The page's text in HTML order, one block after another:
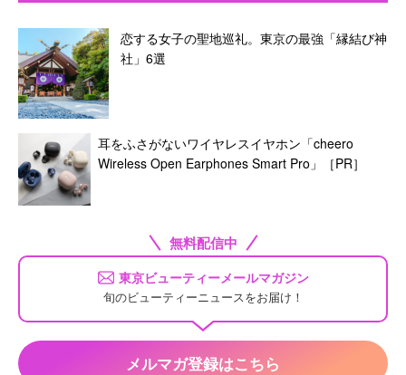
恋する女子の聖地巡礼。東京の最強「縁結び神
社」6選
耳をふさがないワイヤレスイヤホン「cheero
Wireless Open Earphones Smart Pro」［PR］
無料配信中
東京ビューティーメールマガジン
旬のビューティーニュースをお届け！
メルマガ登録はこちら